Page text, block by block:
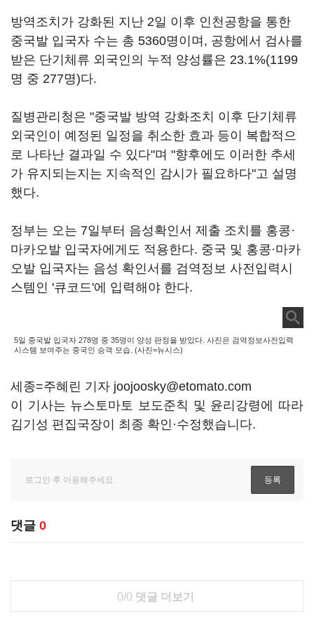
방역조치가 강화된 지난 2일 이후 인천공항을 통한
중국발 입국자 수는 총 5360명이며, 공항에서 검사를
받은 단기체류 외국인의 누적 양성률은 23.1%(1199
명 중 277명)다.
질병관리청은 "중국발 방역 강화조치 이후 단기체류
외국인이 예정된 일정을 취소한 효과 등이 복합적으
로 나타난 결과일 수 있다"며 "향후에도 이러한 추세
가 유지되는지는 지속적인 감시가 필요하다"고 설명
했다.
정부는 오는 7일부터 음성확인서 제출 조치를 홍콩·
마카오발 입국자에게도 적용한다. 중국 및 홍콩·마카
오발 입국자는 음성 확인서를 검역정보 사전입력시
스템인 '큐코드'에 입력해야 한다.
5일 중국발 입국자 278명 중 35명이 양성 판정을 받았다. 사진은 검역정보사전입력
시스템 보여주는 중국인 승객 모습. (사진=뉴시스)
세종=주혜린 기자 joojoosky@etomato.com
이 기사는 뉴스토마토 보도준칙 및 윤리강령에 따라
김기성 편집국장이 최종 확인·수정했습니다.
댓글 0
0/0 댓글 더보기